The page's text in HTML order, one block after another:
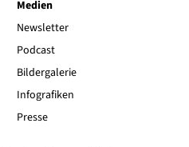
Medien
Newsletter
Podcast
Bildergalerie
Infografiken
Presse